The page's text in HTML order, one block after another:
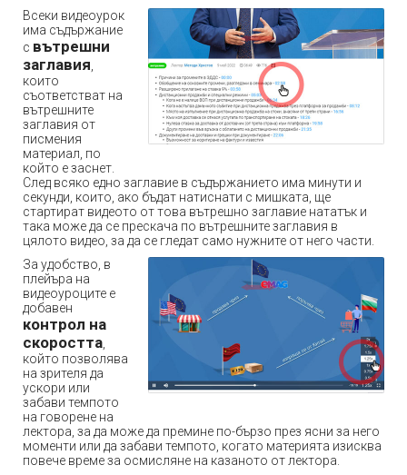
Всеки видеоурок
има съдържание
с вътрешни
заглавия
които
съответстват на
вътрешните
заглавия от
писмения
материал, по
който е заснет.
След всяко едно заглавие в съдържанието има минути и
секунди, които, ако бъдат натиснати с мишката, ще
стартират видеото от това вътрешно заглавие нататък и
така може да се прескача по вътрешните заглавия в
цялото видео, за да се гледат само нужните от него части.
За удобство, в
плейъра на
видеоуроците е
добавен
контрол на
скоростта
който позволява
на зрителя да
ускори или
забави темпото
на говорене на
лектора, за да може да премине по-бързо през ясни за него
моменти или да забави темпото, когато материята изисква
повече време за осмисляне на казаното от лектора.